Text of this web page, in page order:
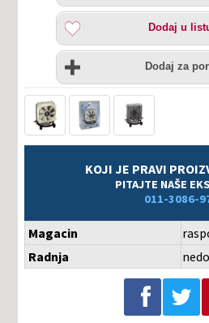
korpu
Dodaj
listu
želja
Dodaj u
Uporedi
Dodaj za
KOJI JE PRAVI
PITAJTE NAŠE
011-3086-
Magacin
Radnja
Podeli na Facebook-u Podeli na Twitter-u